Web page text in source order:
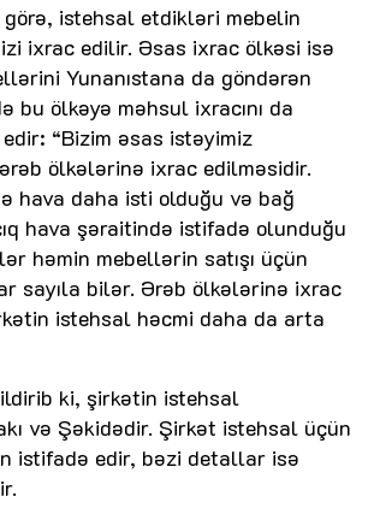
istehsal etdikləri mebelin
ixrac edilir. Əsas ixrac ölkəsi isə
Yunanıstana da göndərən
bu ölkəyə məhsul ixracını da
“Bizim əsas istəyimiz
ölkələrinə ixrac edilməsidir.
hava daha isti olduğu və bağ
hava şəraitində istifadə olunduğu
həmin mebellərin satışı üçün
sayıla bilər. Ərəb ölkələrinə ixrac
istehsal həcmi daha da arta
ki, şirkətin istehsal
və Şəkidədir. Şirkət istehsal üçün
istifadə edir, bəzi detallar isə